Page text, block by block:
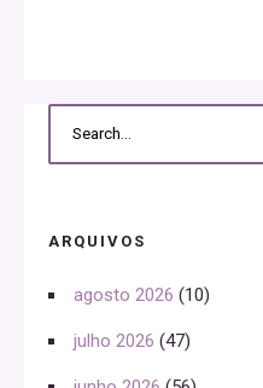
ARQUIVOS
agosto 2026 (10)
julho 2026 (47)